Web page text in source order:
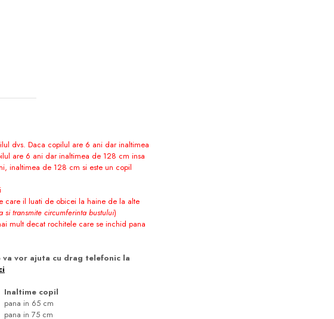
dvs. Daca copilul are 6 ani dar inaltimea
are 6 ani dar inaltimea de 128 cm insa
inaltimea de 128 cm si este un copil
care il luati de obicei la haine de la alte
si transmite circumferinta bustului)
mult decat rochitele care se inchid pana
vor ajuta cu drag telefonic la
Inaltime copil
pana in 65 cm
pana in 75 cm